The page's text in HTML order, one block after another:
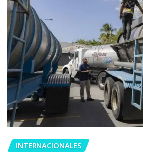
INTERNACIONALES